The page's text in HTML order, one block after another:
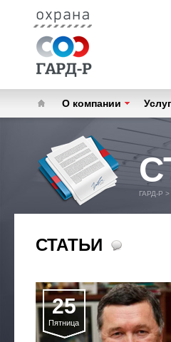
О компании
ГАРД-Р >
СТАТЬИ
25
Пятница